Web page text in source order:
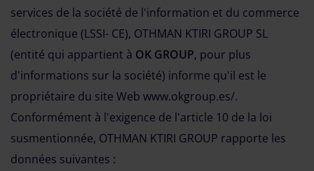
services de la société de l'information et du commerce
électronique (LSSI- CE), OTHMAN KTIRI GROUP SL
(entité qui appartient à OK GROUP, pour plus
d'informations sur la société) informe qu'il est le
propriétaire du site Web www.okgroup.es/.
Conformément à l'exigence de l'article 10 de la loi
susmentionnée, OTHMAN KTIRI GROUP rapporte les
données suivantes :